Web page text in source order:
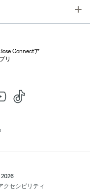
Bose Connectア
プリ
クセシビリティ